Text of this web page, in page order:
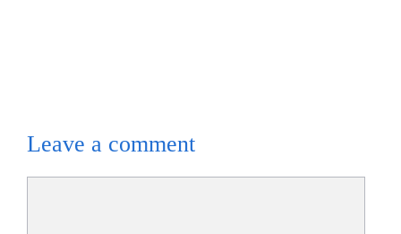
Leave a comment